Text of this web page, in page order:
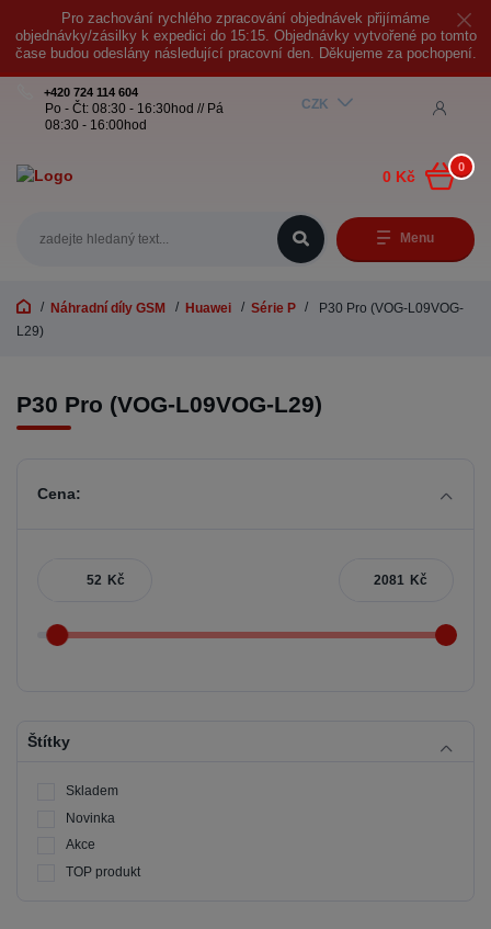
Pro zachování rychlého zpracování objednávek přijímáme
objednávky/zásilky k expedici do 15:15. Objednávky vytvořené po tomto
čase budou odeslány následující pracovní den. Děkujeme za pochopení.
Menu
CZK
+420 724 114 604
Po - Čt: 08:30 - 16:30hod // Pá
08:30 - 16:00hod
0
0 Kč
Náhradní díly GSM Huawei Série P
P30 Pro (VOG-L09VOG-
L29)
P30 Pro (VOG-L09VOG-L29)
Cena:
Kč Kč
Štítky
Skladem
Novinka
Akce
TOP produkt